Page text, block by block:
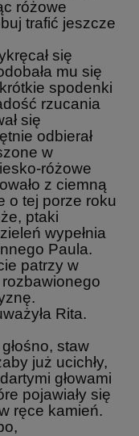
różowe
trafić jeszcze
się
mu się
spodenki
rzucania
się
odbierał
w
różowe
z ciemną
o tej porze roku
ptaki
wypełnia
Paula.
patrzy w
Rita.
staw
już ucichły,
głowami
pojawiały się
ręce kamień.